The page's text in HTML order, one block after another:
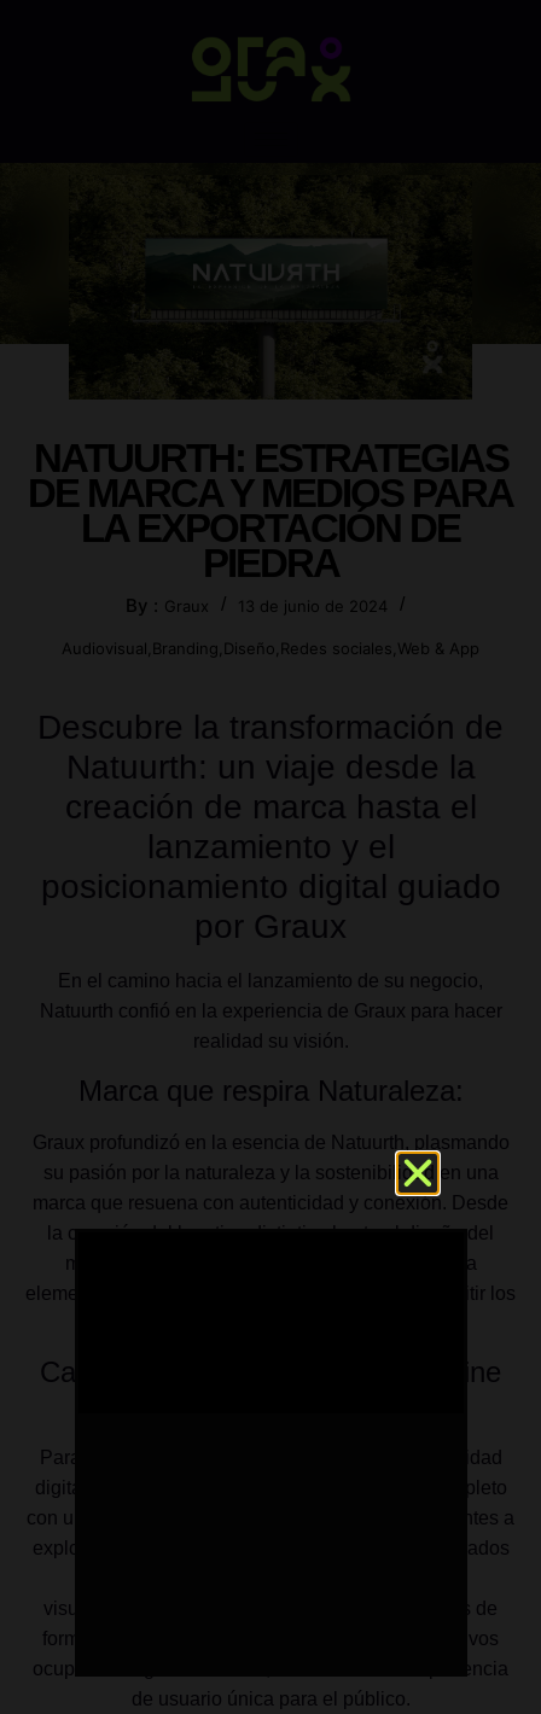
NATUURTH: ESTRATEGIAS
DE MARCA Y MEDIOS PARA
LA EXPORTACIÓN DE
PIEDRA
By : Graux / 13 de junio de 2024 /
Audiovisual Branding Diseño Redes sociales Web & App
Descubre la transformación de
Natuurth: un viaje desde la
creación de marca hasta el
lanzamiento y el
posicionamiento digital guiado
por Graux
En el camino hacia el lanzamiento de su negocio,
Natuurth confió en la experiencia de Graux para hacer
realidad su visión.
Marca que respira Naturaleza:
Graux profundizó en la esencia de Natuurth, plasmando
su pasión por la naturaleza y la sostenibilidad en una
marca que resuena con autenticidad y conexión. Desde
la creación del logotipo distintivo hasta el diseño del
monograma que refleja su identidad única, cada
elemento se planificó meticulosamente para transmitir los
Catálogo Online, una ventana online
Para transformar la visión de Natuurth en una realidad
digital, Graux diseñó y desarrolló un sitio web completo
con un catálogo de productos que invita a los visitantes a
explorar y conectar con la línea de productos inspirados
visualmente cautivador que destaca los productos de
forma atractiva e informativa. Los videos provocativos
ocupan un lugar destacado, ofreciendo una experiencia
de usuario única para el público.